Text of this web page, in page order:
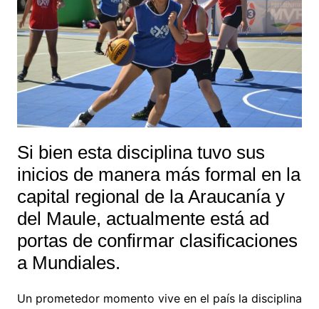
Si bien esta disciplina tuvo sus
inicios de manera más formal en la
capital regional de la Araucanía y
del Maule, actualmente está ad
portas de confirmar clasificaciones
a Mundiales.
Un prometedor momento vive en el país la disciplina